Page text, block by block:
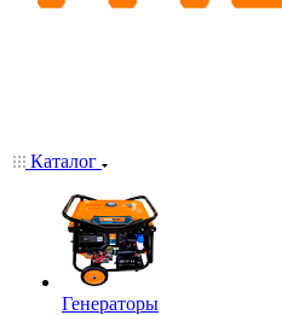
Каталог
Генераторы